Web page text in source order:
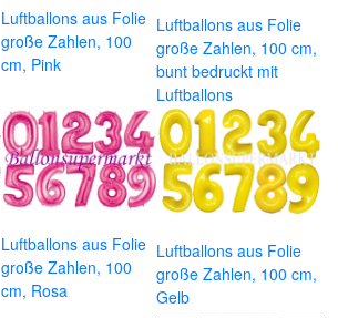
Luftballons aus Folie
große Zahlen, 100
cm, Pink
Luftballons aus Folie
große Zahlen, 100 cm,
bunt bedruckt mit
Luftballons
Luftballons aus Folie
große Zahlen, 100
cm, Rosa
Luftballons aus Folie
große Zahlen, 100 cm,
Gelb